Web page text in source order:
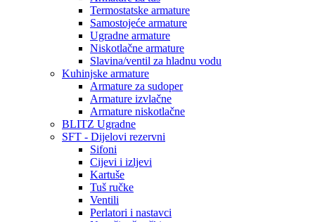
Termostatske armature
Samostojeće armature
Ugradne armature
Niskotlačne armature
Slavina/ventil za hladnu vodu
Kuhinjske armature
Armature za sudoper
Armature izvlačne
Armature niskotlačne
BLITZ Ugradne
SFT - Dijelovi rezervni
Sifoni
Cijevi i izljevi
Kartuše
Tuš ručke
Ventili
Perlatori i nastavci